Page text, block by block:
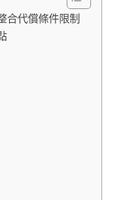
合代償條件限制